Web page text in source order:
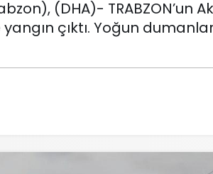
(DHA)-
çıktı. Yoğun